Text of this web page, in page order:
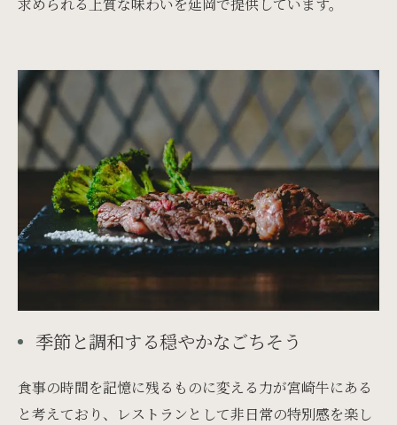
季節と調和する穏やかなごちそう
食事の時間を記憶に残るものに変える力が宮崎牛にある
と考えており、レストランとして非日常の特別感を楽し